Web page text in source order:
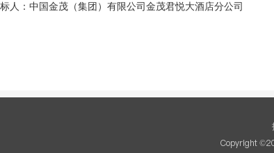
人： 中国金茂（集团）有限公司金茂君悦大酒店分公司
Copyright